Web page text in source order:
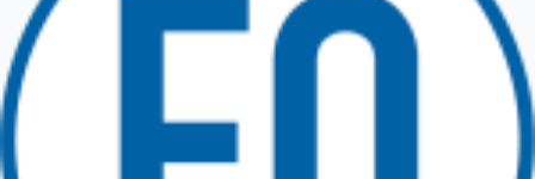
GEMONA DEL FRIULI